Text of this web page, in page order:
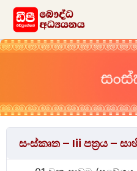
සංස්කෘත – Iii පත්‍රය –